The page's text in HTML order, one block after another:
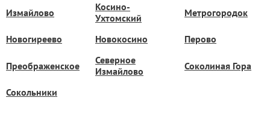
Измайлово
Косино-
Ухтомский
Метрогородок
Новогиреево Новокосино Перово
Преображенское
Северное
Измайлово
Соколиная Гора
Сокольники